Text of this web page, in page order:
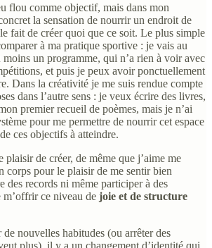
flou comme objectif, mais dans mon
la sensation de nourrir un endroit de
fait de créer quoi que ce soit. Le plus simple
à ma pratique sportive : je vais au
un programme, qui n’a rien à voir avec
et puis je peux avoir ponctuellement
Dans la créativité je me suis rendue compte
dans l’autre sens : je veux écrire des livres,
premier recueil de poèmes, mais je n’ai
pour me permettre de nourrir cet espace
ces objectifs à atteindre.
plaisir de créer, de même que j’aime me
corps pour le plaisir de me sentir bien
des records ni même participer à des
m’offrir ce niveau de joie et de structure
nouvelles habitudes (ou arrêter des
plus), il y a un changement d’identité qui